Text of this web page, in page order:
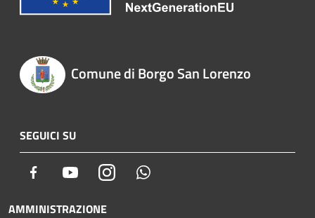
Comune di Borgo San Lorenzo
SEGUICI SU
Facebook YoutubeInstagram
AMMINISTRAZIONE